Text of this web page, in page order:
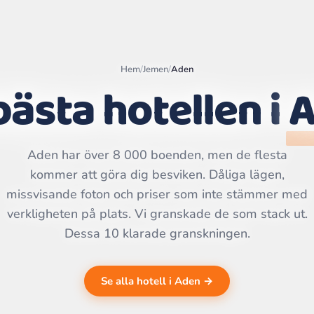
CARTO
Hem/Jemen/Aden
hotellen i
Aden har över 8 000 boenden, men de flesta
kommer att göra dig besviken. Dåliga lägen,
missvisande foton och priser som inte stämmer med
verkligheten på plats. Vi granskade de som stack ut.
Dessa 10 klarade granskningen.
Se alla hotell i Aden →